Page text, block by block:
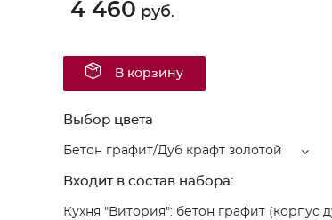
4 460 руб.
В корзину
Выбор цвета
Бетон графит/Дуб крафт золотой
Входит в состав набора:
Кухня "Витория": бетон графит (корпус